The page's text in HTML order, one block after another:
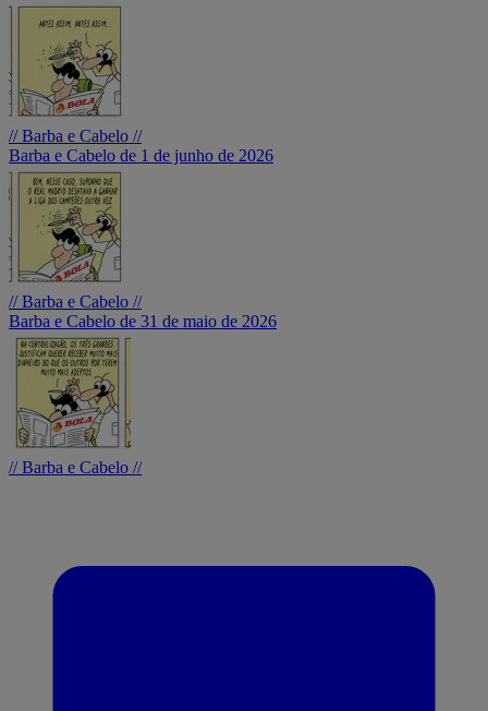
// Barba e Cabelo //
Barba e Cabelo de 1 de junho de 2026
// Barba e Cabelo //
Barba e Cabelo de 31 de maio de 2026
// Barba e Cabelo //